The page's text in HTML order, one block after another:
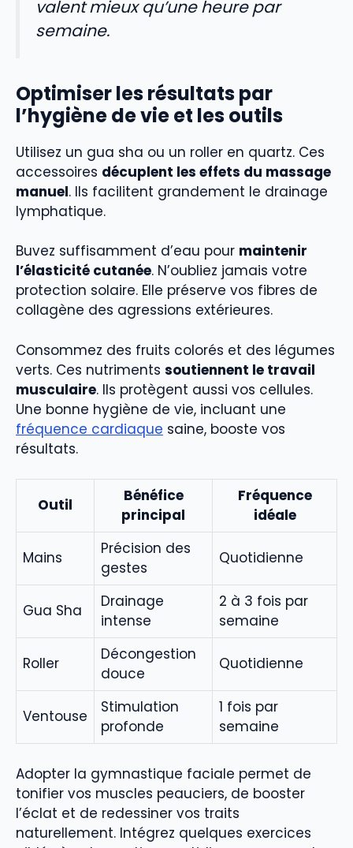
valent mieux qu’une heure par
semaine.
Optimiser les résultats par
l’hygiène de vie et les outils
Utilisez un gua sha ou un roller en quartz. Ces
accessoires décuplent les effets du massage
manuel. Ils facilitent grandement le drainage
lymphatique.
Buvez suffisamment d’eau pour maintenir
l’élasticité cutanée. N’oubliez jamais votre
protection solaire. Elle préserve vos fibres de
collagène des agressions extérieures.
Consommez des fruits colorés et des légumes
verts. Ces nutriments soutiennent le travail
musculaire. Ils protègent aussi vos cellules.
Une bonne hygiène de vie, incluant une
fréquence cardiaque saine, booste vos
résultats.
Outil
Bénéfice
principal
Fréquence
idéale
Mains
Précision des
gestes
Quotidienne
Gua Sha
Drainage
intense
2 à 3 fois par
semaine
Roller
Décongestion
douce
Quotidienne
Ventouse
Stimulation
profonde
1 fois par
semaine
Adopter la gymnastique faciale permet de
tonifier vos muscles peauciers, de booster
l’éclat et de redessiner vos traits
naturellement. Intégrez quelques exercices